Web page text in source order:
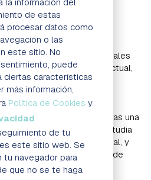
de estas
procesar datos como
o las
este sitio. No
puede
ciertas características
más información,
Política de Cookies y
de tu
este sitio web. Se
tu navegador para
que no se te haga
VISITAR ESCUELA
generación de profesionales
una oferta académica actual,
laboral.
combinamos
docente para que vivas una
desde el primer día. Estudia
ritmo o de forma presencial, y
una industria que no deja de